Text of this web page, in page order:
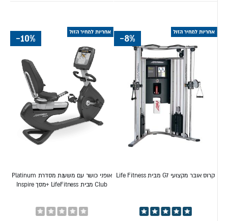
-8%
קרוס אובר מקצועי G7 מבית Life Fitness
דירוג:
-10%
אופני כושר עם משענת מסדרת Platinum
Club מבית LifeFitness +מסך Inspire
Rating: